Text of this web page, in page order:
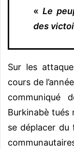
« Le
des
Sur les
cours de
communiqué
Burkinabè tués
se déplacer